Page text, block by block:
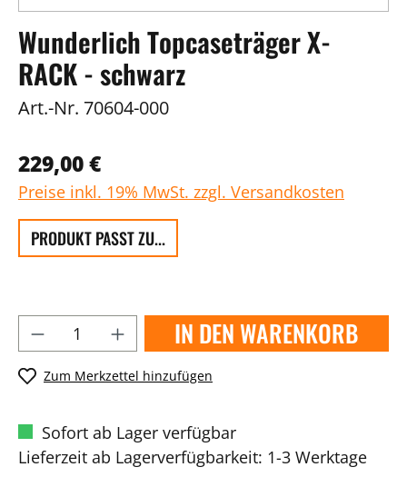
Wunderlich Topcaseträger X-
RACK - schwarz
Art.-Nr. 70604-000
229,00 €
Preise inkl. 19% MwSt. zzgl. Versandkosten
PRODUKT PASST ZU...
IN DEN WARENKORB
Zum Merkzettel hinzufügen
Sofort ab Lager verfügbar
Lieferzeit ab Lagerverfügbarkeit: 1-3 Werktage